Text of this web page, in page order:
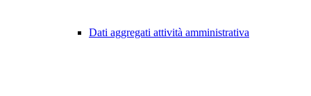
Dati aggregati attività amministrativa